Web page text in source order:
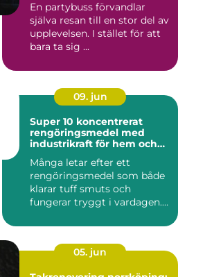
En partybuss förvandlar
själva resan till en stor del av
upplevelsen. I stället för att
bara ta sig ...
09. jun
Super 10 koncentrerat
rengöringsmedel med
industrikraft för hem och
Många letar efter ett
rengöringsmedel som både
klarar tuff smuts och
fungerar tryggt i vardagen.
05. jun